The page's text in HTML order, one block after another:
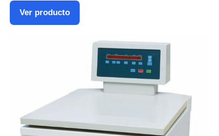
Ver producto